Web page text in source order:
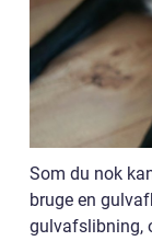
Som du nok
bruge en
gulvafslibning,